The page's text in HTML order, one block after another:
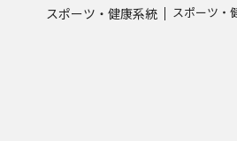
スポーツ・健康系統 スポーツ・